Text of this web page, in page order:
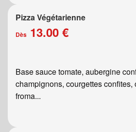
Pizza Végétarienne
Dès 13.00 €
Base sauce tomate, aubergine
champignons, courgettes confites,
froma...